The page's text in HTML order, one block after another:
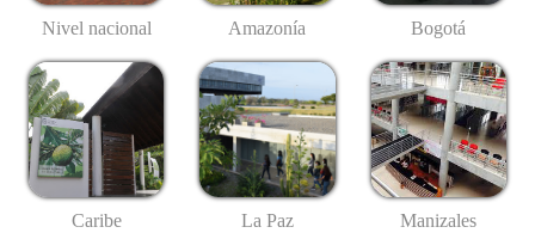
Nivel nacional Amazonía Bogotá
Caribe La Paz Manizales